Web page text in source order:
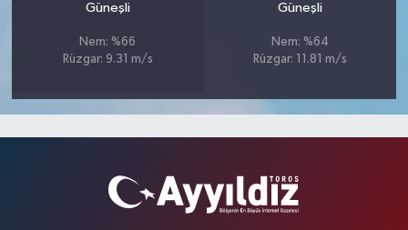
Güneşli
Nem: %66
Rüzgar: 9.31 m/s
Güneşli
Nem: %64
Rüzgar: 11.81 m/s